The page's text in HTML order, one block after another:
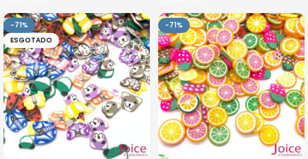
-71%
ESGOTADO
-71%